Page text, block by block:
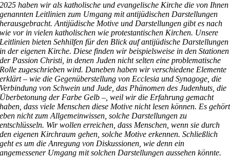
2025 haben wir als katholische und evangelische Kirche die von Ihnen
genannten Leitlinien zum Umgang mit antijüdischen Darstellungen
herausgebracht. Antijüdische Motive und Darstellungen gibt es nach
wie vor in vielen katholischen wie protestantischen Kirchen. Unsere
Leitlinien bieten Sehhilfen für den Blick auf antijüdische Darstellungen
in der eigenen Kirche. Diese finden wir beispielsweise in den Stationen
der Passion Christi, in denen Juden nicht selten eine problematische
Rolle zugeschrieben wird. Daneben haben wir verschiedene Elemente
erklärt – wie die Gegenüberstellung von Ecclesia und Synagoge, die
Verbindung von Schwein und Jude, das Phänomen des Judenhuts, die
Überbetonung der Farbe Gelb –, weil wir die Erfahrung gemacht
haben, dass viele Menschen diese Motive nicht lesen können. Es gehört
eben nicht zum Allgemeinwissen, solche Darstellungen zu
entschlüsseln. Wir wollen erreichen, dass Menschen, wenn sie durch
den eigenen Kirchraum gehen, solche Motive erkennen. Schließlich
geht es um die Anregung von Diskussionen, wie denn ein
angemessener Umgang mit solchen Darstellungen aussehen könnte.